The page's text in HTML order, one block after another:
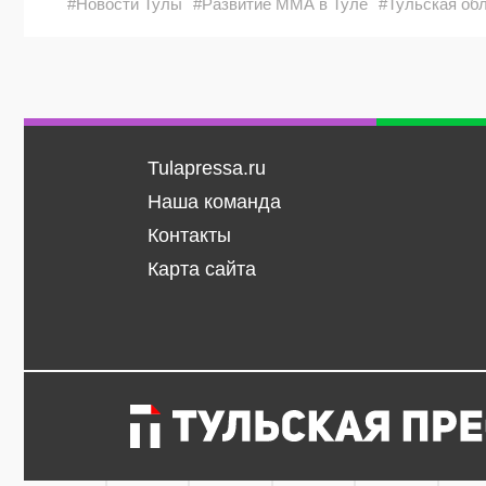
#Новости Тулы #Развитие ММА в Туле #Тульская
Tulapressa.ru
Наша команда
Контакты
Карта сайта